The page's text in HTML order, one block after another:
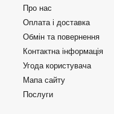
Про нас
Оплата і доставка
Обмін та повернення
Контактна інформація
Угода користувача
Мапа сайту
Послуги